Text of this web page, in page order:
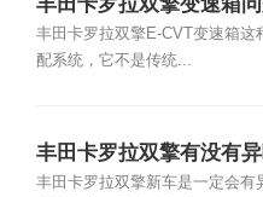
双擎变速箱异响
丰田卡罗拉双擎E-CVT变速箱这
配系统，它不是传统...
丰田卡罗拉双擎有没有
双擎车内有异味怎么办
丰田卡罗拉双擎新车是一定会有